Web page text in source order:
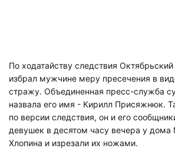
По ходатайству следствия
избрал мужчине меру пресечения в
стражу. Объединенная пресс-служба
назвала его имя - Кирилл Присяжнюк.
по версии следствия, он и его
девушек в десятом часу вечера у
Хлопина и изрезали их ножами.